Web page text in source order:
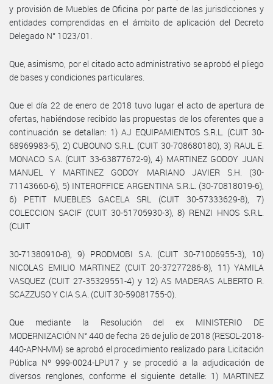
y provisión de Muebles de Oficina por parte de las jurisdicciones y
entidades comprendidas en el ámbito de aplicación del Decreto
Delegado N° 1023/01.
Que, asimismo, por el citado acto administrativo se aprobó el pliego
de bases y condiciones particulares.
Que el día 22 de enero de 2018 tuvo lugar el acto de apertura de
ofertas, habiéndose recibido las propuestas de los oferentes que a
continuación se detallan: 1) AJ EQUIPAMIENTOS S.R.L. (CUIT 30-
68969983-5), 2) CUBOUNO S.R.L. (CUIT 30-708680180), 3) RAUL E.
MONACO S.A. (CUIT 33-63877672-9), 4) MARTINEZ GODOY JUAN
MANUEL Y MARTINEZ GODOY MARIANO JAVIER S.H. (30-
71143660-6), 5) INTEROFFICE ARGENTINA S.R.L. (30-70818019-6),
6) PETIT MUEBLES GACELA SRL (CUIT 30-57333629-8), 7)
COLECCION SACIF (CUIT 30-51705930-3), 8) RENZI HNOS S.R.L.
(CUIT
30-71380910-8), 9) PRODMOBI S.A. (CUIT 30-71006955-3), 10)
NICOLAS EMILIO MARTINEZ (CUIT 20-37277286-8), 11) YAMILA
VASQUEZ (CUIT 27-35329551-4) y 12) AS MADERAS ALBERTO R.
SCAZZUSO Y CIA S.A. (CUIT 30-59081755-0).
Que mediante la Resolución del ex MINISTERIO DE
MODERNIZACIÓN N° 440 de fecha 26 de julio de 2018 (RESOL-2018-
440-APN-MM) se aprobó el procedimiento realizado para Licitación
Pública Nº 999-0024-LPU17 y se procedió a la adjudicación de
diversos renglones, conforme el siguiente detalle: 1) MARTINEZ